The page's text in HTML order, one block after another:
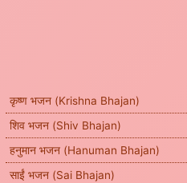
कृष्ण भजन (Krishna Bhajan)
शिव भजन (Shiv Bhajan)
हनुमान भजन (Hanuman Bhajan)
साईं भजन (Sai Bhajan)